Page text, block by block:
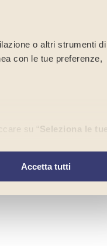
o altri strumenti di
con le tue preferenze,
su “Seleziona le tue
Accetta tutti
News Documenti